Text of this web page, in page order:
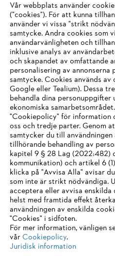
Företaget
STIHL FAQ
Service
Allmänna villkor och
Integritetspolicy
Juridisk information
IHR BROWSER
UNTERSTÜTZT
Sie nutzen einen Browser, den
eine optimale Nutzung unserer
einem der folgenden Browser zu
Vår webbplats använder
("cookies"). För att kunna
använder vi vissa "strikt
samtycke. Andra cookies som
användarvänligheten och
inklusive analys av
och skapandet av omfattande
personalisering av
samtycke. Cookies används
Google eller Tealium). Dessa
behandla dina personuppgifter
ekonomiska
"Cookiepolicy" för information
oss och tredje parter. Genom
samtycker du till
tillhörande behandling av
kapitel 9 § 28 Lag (2022:482)
kommunikation) och artikel 6
klicka på "Avvisa Alla" avisar
som inte är strikt nödvändiga.
acceptera eller avvisa enskilda
helst med framtida effekt
användningen av enskilda
"Cookies" i sidfoten.
För mer information, vänligen
vår Cookiepolicy.
Juridisk information